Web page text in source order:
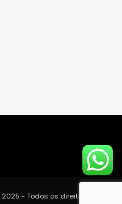
2025 - Todos os direitos